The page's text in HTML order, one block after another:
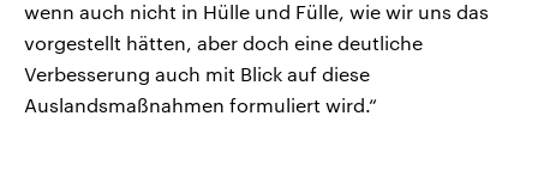
wenn auch nicht in Hülle und Fülle, wie wir uns das
vorgestellt hätten, aber doch eine deutliche
Verbesserung auch mit Blick auf diese
Auslandsmaßnahmen formuliert wird.“